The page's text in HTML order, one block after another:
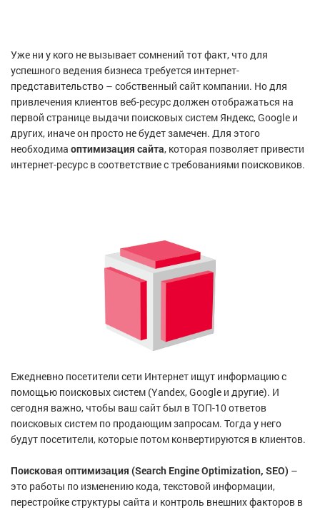
Уже ни у кого не вызывает сомнений тот факт, что для
успешного ведения бизнеса требуется интернет-
представительство – собственный сайт компании. Но для
привлечения клиентов веб-ресурс должен отображаться на
первой странице выдачи поисковых систем Яндекс, Google и
других, иначе он просто не будет замечен. Для этого
необходима оптимизация сайта, которая позволяет привести
интернет-ресурс в соответствие с требованиями поисковиков.
Ежедневно посетители сети Интернет ищут информацию с
помощью поисковых систем (Yandex, Google и другие). И
сегодня важно, чтобы ваш сайт был в ТОП-10 ответов
поисковых систем по продающим запросам. Тогда у него
будут посетители, которые потом конвертируются в клиентов.
Поисковая оптимизация (Search Engine Optimization, SEO) –
это работы по изменению кода, текстовой информации,
перестройке структуры сайта и контроль внешних факторов в